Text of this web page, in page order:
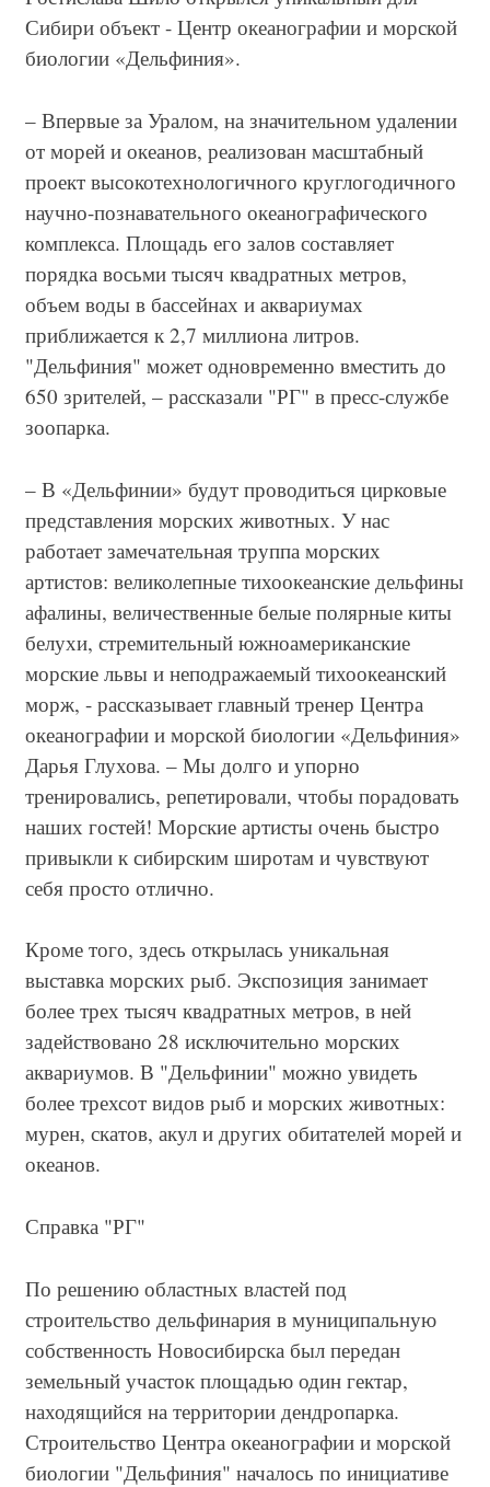
Сибири объект - Центр океанографии и морской
биологии «Дельфиния».
– Впервые за Уралом, на значительном удалении
от морей и океанов, реализован масштабный
проект высокотехнологичного круглогодичного
научно-познавательного океанографического
комплекса. Площадь его залов составляет
порядка восьми тысяч квадратных метров,
объем воды в бассейнах и аквариумах
приближается к 2,7 миллиона литров.
"Дельфиния" может одновременно вместить до
650 зрителей, – рассказали "РГ" в пресс-службе
зоопарка.
– В «Дельфинии» будут проводиться цирковые
представления морских животных. У нас
работает замечательная труппа морских
артистов: великолепные тихоокеанские дельфины
афалины, величественные белые полярные киты
белухи, стремительный южноамериканские
морские львы и неподражаемый тихоокеанский
морж, - рассказывает главный тренер Центра
океанографии и морской биологии «Дельфиния»
Дарья Глухова. – Мы долго и упорно
тренировались, репетировали, чтобы порадовать
наших гостей! Морские артисты очень быстро
привыкли к сибирским широтам и чувствуют
себя просто отлично.
Кроме того, здесь открылась уникальная
выставка морских рыб. Экспозиция занимает
более трех тысяч квадратных метров, в ней
задействовано 28 исключительно морских
аквариумов. В "Дельфинии" можно увидеть
более трехсот видов рыб и морских животных:
мурен, скатов, акул и других обитателей морей и
океанов.
Справка "РГ"
По решению областных властей под
строительство дельфинария в муниципальную
собственность Новосибирска был передан
земельный участок площадью один гектар,
находящийся на территории дендропарка.
Строительство Центра океанографии и морской
биологии "Дельфиния" началось по инициативе